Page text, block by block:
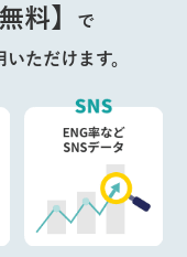
料】 で
ただけます。